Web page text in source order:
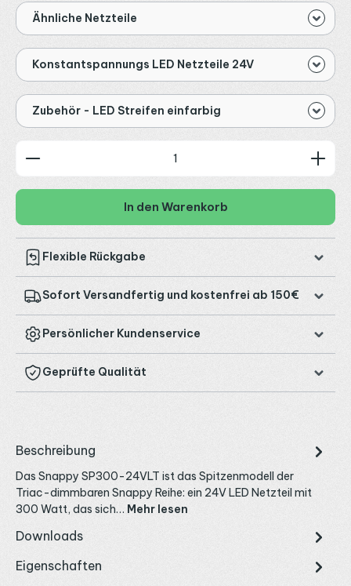
Ähnliche Netzteile
Konstantspannungs LED Netzteile 24V
Zubehör - LED Streifen einfarbig
Produkt Anzahl: Gib den gewünschten Wert ein
In den Warenkorb
Flexible Rückgabe
Sofort Versandfertig und kostenfrei ab 150€
Persönlicher Kundenservice
Geprüfte Qualität
Beschreibung
Das Snappy SP300-24VLT ist das Spitzenmodell der
Triac-dimmbaren Snappy Reihe: ein 24V LED Netzteil mit
300 Watt, das sich… Mehr lesen
Downloads
Eigenschaften